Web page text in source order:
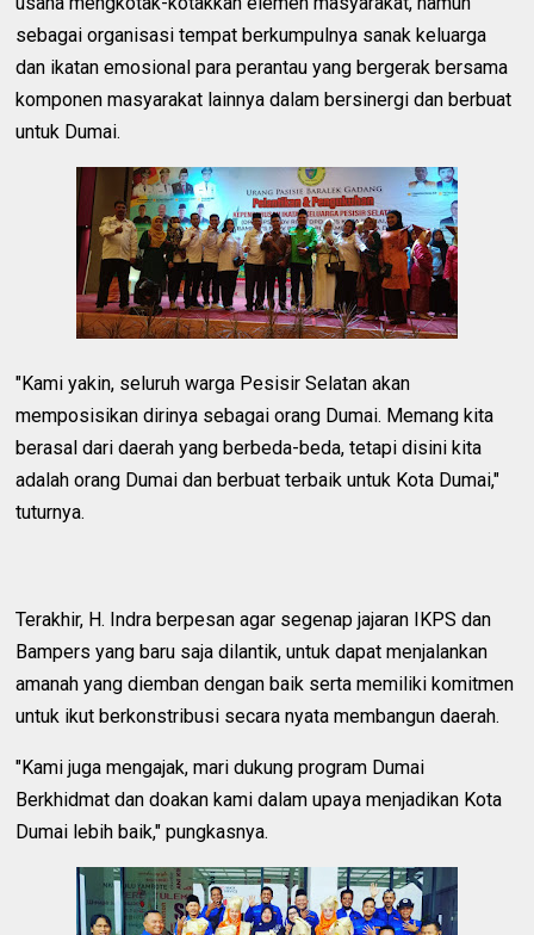
sebagai organisasi tempat berkumpulnya sanak keluarga
dan ikatan emosional para perantau yang bergerak bersama
komponen masyarakat lainnya dalam bersinergi dan berbuat
untuk Dumai.
"Kami yakin, seluruh warga Pesisir Selatan akan
memposisikan dirinya sebagai orang Dumai. Memang kita
berasal dari daerah yang berbeda-beda, tetapi disini kita
adalah orang Dumai dan berbuat terbaik untuk Kota Dumai,"
tuturnya.
Terakhir, H. Indra berpesan agar segenap jajaran IKPS dan
Bampers yang baru saja dilantik, untuk dapat menjalankan
amanah yang diemban dengan baik serta memiliki komitmen
untuk ikut berkonstribusi secara nyata membangun daerah.
"Kami juga mengajak, mari dukung program Dumai
Berkhidmat dan doakan kami dalam upaya menjadikan Kota
Dumai lebih baik," pungkasnya.